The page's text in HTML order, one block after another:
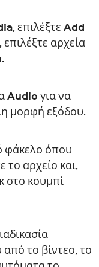
, επιλέξτε Add
αρχεία
.
Audio για να
μορφή εξόδου.
φάκελο όπου
το αρχείο και,
στο κουμπί
το βίντεο, το